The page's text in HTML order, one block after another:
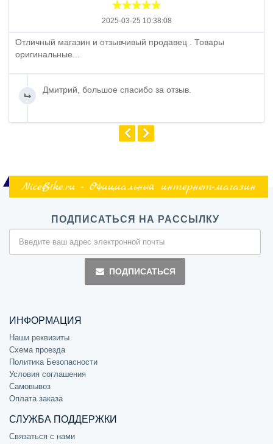
2025-03-25 10:38:08
Отличный магазин и отзывчивый продавец . Товары
оригинальные...
Дмитрий, большое спасибо за отзыв.
NiceBike.ru - Официальный интернет-магазин
ПОДПИСАТЬСЯ НА РАССЫЛКУ
ПОДПИСАТЬСЯ
ИНФОРМАЦИЯ
Наши реквизиты
Схема проезда
Политика Безопасности
Условия соглашения
Самовывоз
Оплата заказа
СЛУЖБА ПОДДЕРЖКИ
Связаться с нами